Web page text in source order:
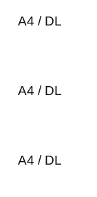
A4 / DL
A4 / DL
A4 / DL